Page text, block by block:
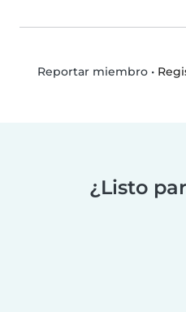
Reportar miembro•
¿Listo